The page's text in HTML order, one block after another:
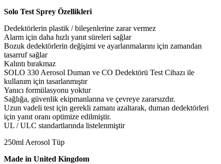
Solo Test Sprey Özellikleri
Dedektörlerin plastik / bileşenlerine zarar vermez
Alarm için daha hızlı yanıt süreleri sağlar
Bozuk dedektörlerin değişimi ve ayarlanmalarını için zamandan
tasarruf sağlar
Kalıntı bırakmaz
SOLO 330 Aerosol Duman ve CO Dedektörü Test Cihazı ile
kullanım için tasarlanmıştır
Yanıcı formülasyonu yoktur
Sağlığa, güvenlik ekipmanlarına ve çevreye zararsızdır.
Uzun vadeli test için gerekli zamanı azaltarak, duman dedektörleri
için yanıt oranı optimize edilmiştir.
UL / ULC standartlarında listelenmiştir
250ml Aerosol Tüp
Made in United Kingdom